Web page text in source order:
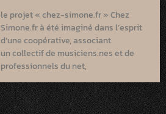
le projet « chez-simone.fr » Chez
Simone.fr à été imaginé dans l’esprit
d’une coopérative, associant
un collectif de musiciens.nes et de
professionnels du net,